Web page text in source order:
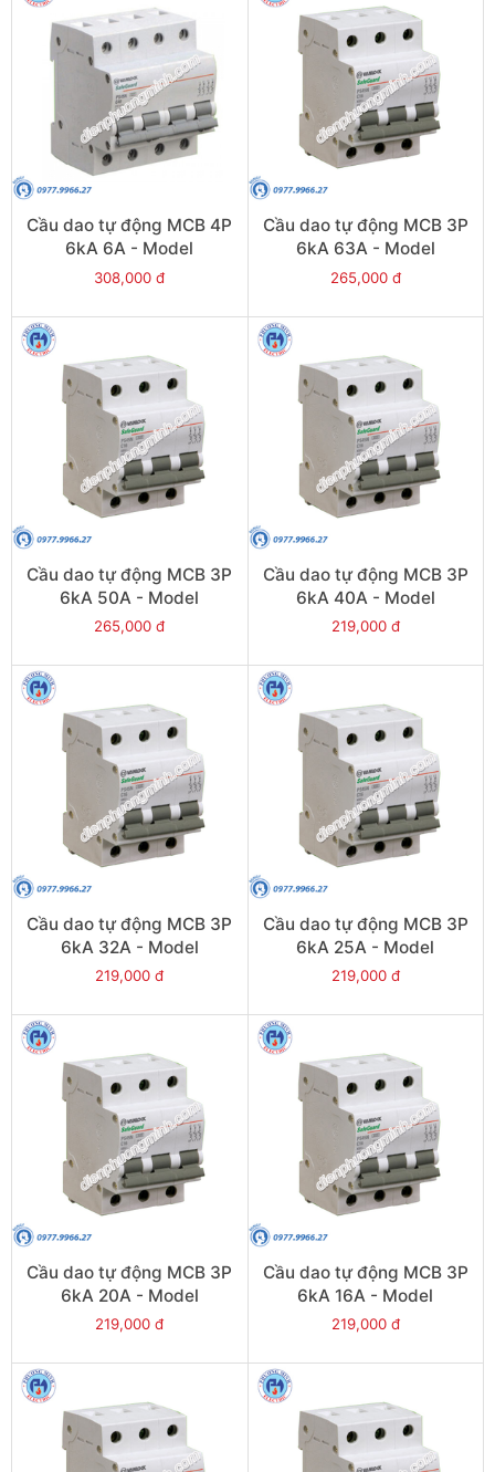
Cầu dao tự động MCB 4P
6kA 6A - Model
PS45S/C4006
308,000 đ
Cầu dao tự động MCB 3P
6kA 63A - Model
PS45S/C3063
265,000 đ
Cầu dao tự động MCB 3P
6kA 50A - Model
PS45S/C3050
265,000 đ
Cầu dao tự động MCB 3P
6kA 40A - Model
PS45S/C3040
219,000 đ
Cầu dao tự động MCB 3P
6kA 32A - Model
PS45S/C3032
219,000 đ
Cầu dao tự động MCB 3P
6kA 25A - Model
PS45S/C3025
219,000 đ
Cầu dao tự động MCB 3P
6kA 20A - Model
PS45S/C3020
219,000 đ
Cầu dao tự động MCB 3P
6kA 16A - Model
PS45S/C3016
219,000 đ